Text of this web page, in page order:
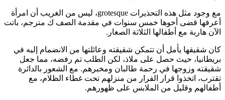
مع وجود مثل هذه التحذيرات grotesque، ليس من الغريب أن امرأة
أعرفها قضى أخوها خمس سنوات في مقدمة الصف ك مترجم، باتت
الآن هاربة مع أطفالها الثلاثة الصغار.
كان شقيقها يأمل أن تتمكن شقيقته وعائلتها من الانضمام إليه في
بريطانيا، حيث حصل على ملاذ، لكن الطلب تم رفضه، مما جعل
شقيقته وزوجها في رحمة طالبان ومخبرهم. مع الشعور بالدائرة
تقترب، اتخذوا قرار الفرار من منزلهم تحت غطاء الظلام، مع
أطفالهم وقليل من الملابس على ظهورهم.